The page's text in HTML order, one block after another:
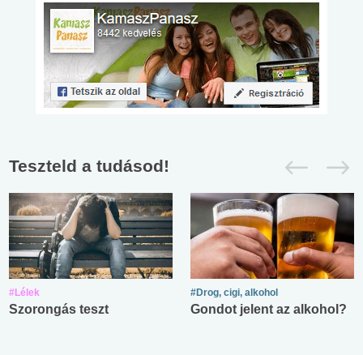
Teszteld a tudásod!
#Lélek
Szorongás teszt
#Drog, cigi, alkohol
Gondot jelent az alkohol?